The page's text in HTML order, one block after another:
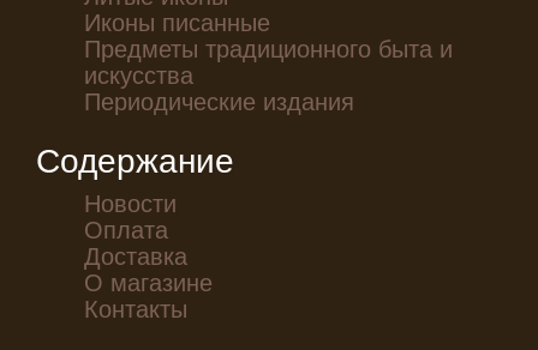
Иконы писанные
Предметы традиционного быта и
искусства
Периодические издания
Содержание
Новости
Оплата
Доставка
О магазине
Контакты